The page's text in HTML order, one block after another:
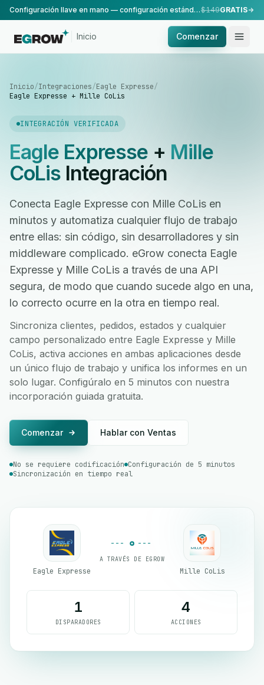
Configuración llave en mano — configuración estándar, realizada por nuestro equipo.$149GRATIS
Inicio Comenzar
Inicio/Integraciones/Eagle Expresse/
Eagle Expresse + Mille CoLis
INTEGRACIÓN VERIFICADA
Eagle Expresse+ Mille
CoLisIntegración
Conecta Eagle Expresse con Mille CoLis en
minutos y automatiza cualquier flujo de trabajo
entre ellas: sin código, sin desarrolladores y sin
middleware complicado. eGrow conecta Eagle
Expresse y Mille CoLis a través de una API
segura, de modo que cuando sucede algo en una,
lo correcto ocurre en la otra en tiempo real.
Sincroniza clientes, pedidos, estados y cualquier
campo personalizado entre Eagle Expresse y Mille
CoLis, activa acciones en ambas aplicaciones desde
un único flujo de trabajo y unifica los informes en un
solo lugar. Configúralo en 5 minutos con nuestra
incorporación guiada gratuita.
Comenzar Hablar con Ventas
No se requiere codificación Configuración de 5 minutos
Sincronización en tiempo real
Eagle Expresse
A TRAVÉS DE EGROW
Mille CoLis
1
DISPARADORES
4
ACCIONES